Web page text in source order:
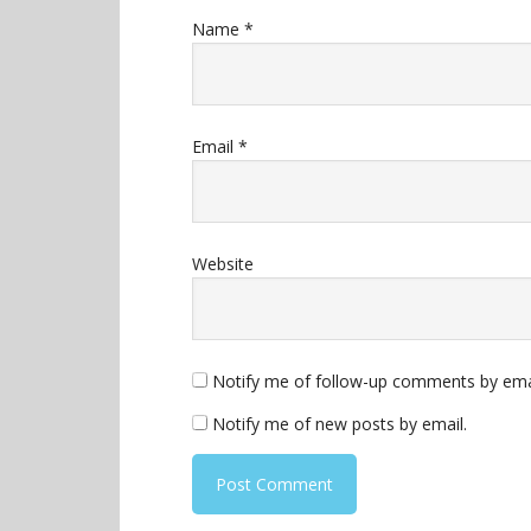
Name *
Email *
Website
Notify me of follow-up comments by
Notify me of new posts by email.